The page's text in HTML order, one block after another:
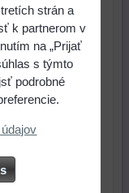
strán a
k partnerom v
na „Prijať
s týmto
podrobné